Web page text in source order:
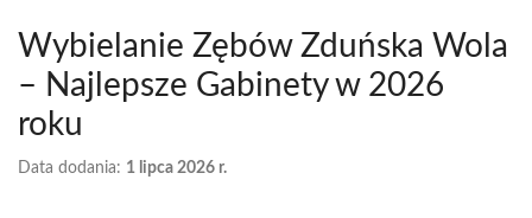
Wybielanie Zębów Zduńska Wola
– Najlepsze Gabinety w 2026
roku
Data dodania: 1 lipca 2026 r.